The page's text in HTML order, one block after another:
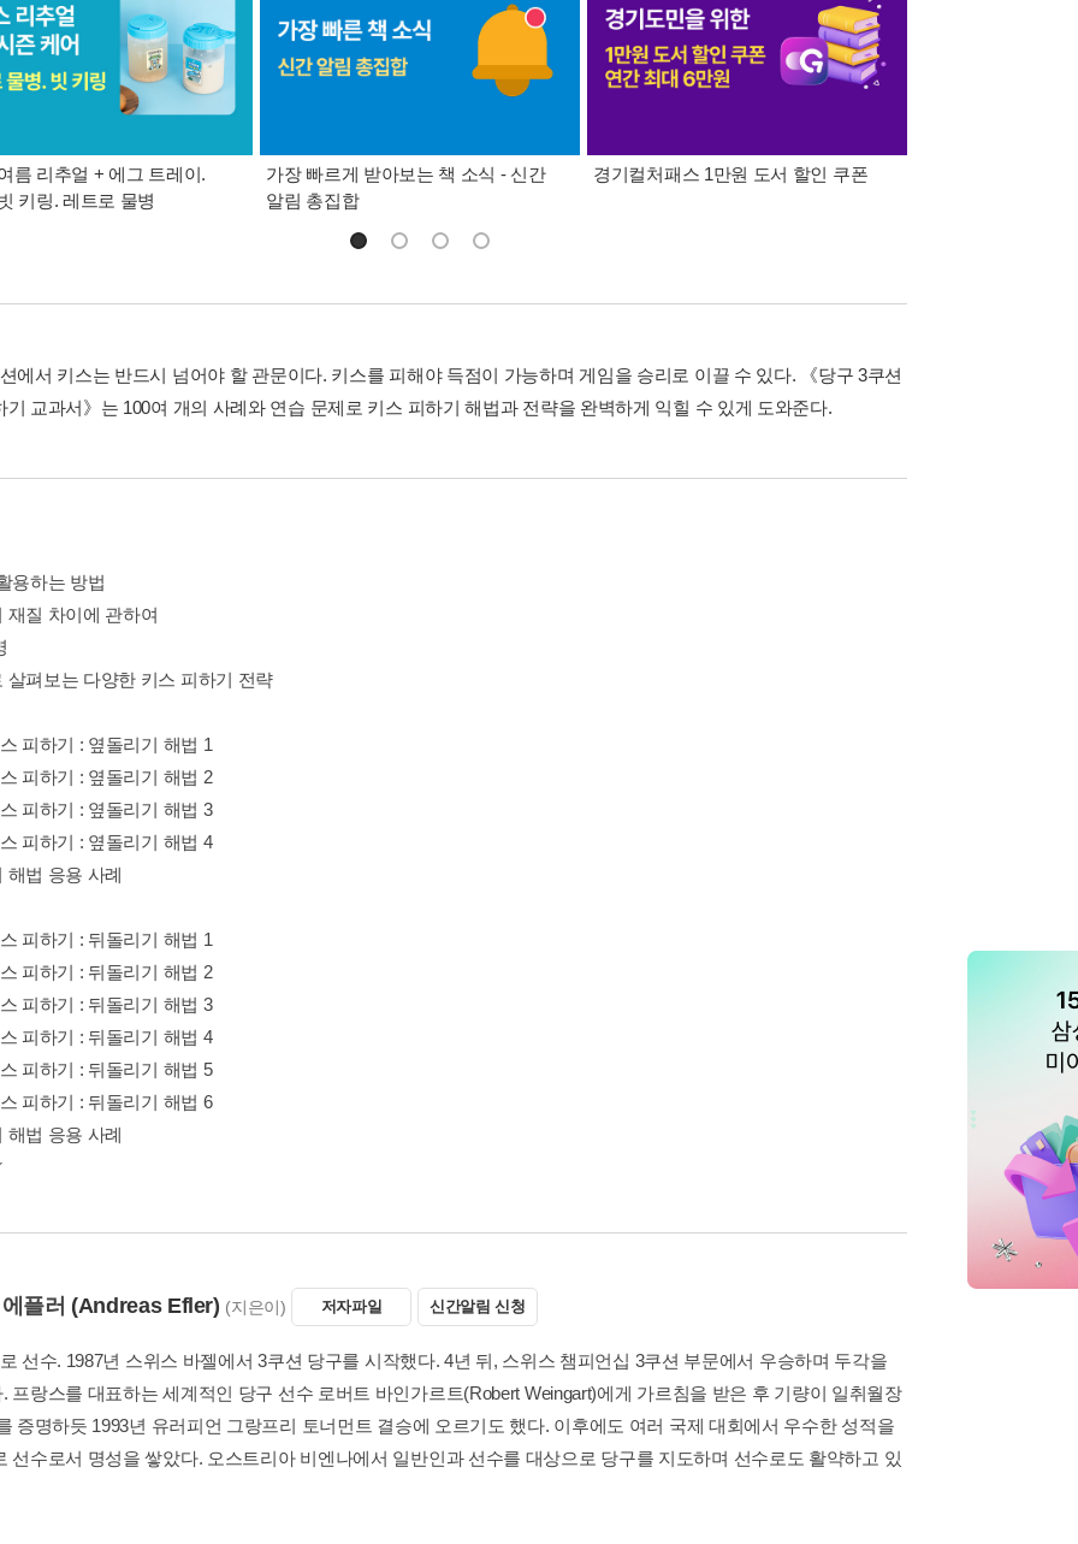
름 리추얼 + 에그 트레이.
키링. 레트로 물병
가장 빠르게 받아보는 책 소식 - 신간
알림 총집합
경기컬처패스 1만원 도서 할인 쿠폰
에서 키스는 반드시 넘어야 할 관문이다. 키스를 피해야 득점이 가능하며 게임을 승리로 이끌 수 있다. 《당구 3쿠션
기 교과서》는 100여 개의 사례와 연습 문제로 키스 피하기 해법과 전략을 완벽하게 익힐 수 있게 도와준다.
용하는 방법
재질 차이에 관하여
살펴보는 다양한 키스 피하기 전략
피하기 : 옆돌리기 해법 1
피하기 : 옆돌리기 해법 2
피하기 : 옆돌리기 해법 3
피하기 : 옆돌리기 해법 4
해법 응용 사례
피하기 : 뒤돌리기 해법 1
피하기 : 뒤돌리기 해법 2
피하기 : 뒤돌리기 해법 3
피하기 : 뒤돌리기 해법 4
피하기 : 뒤돌리기 해법 5
피하기 : 뒤돌리기 해법 6
해법 응용 사례
플러 (Andreas Efler) (지은이) 저자파일 신간알림 신청
선수. 1987년 스위스 바젤에서 3쿠션 당구를 시작했다. 4년 뒤, 스위스 챔피언십 3쿠션 부문에서 우승하며 두각을
프랑스를 대표하는 세계적인 당구 선수 로버트 바인가르트(Robert Weingart)에게 가르침을 받은 후 기량이 일취월장
증명하듯 1993년 유러피언 그랑프리 토너먼트 결승에 오르기도 했다. 이후에도 여러 국제 대회에서 우수한 성적을
선수로서 명성을 쌓았다. 오스트리아 비엔나에서 일반인과 선수를 대상으로 당구를 지도하며 선수로도 활약하고 있